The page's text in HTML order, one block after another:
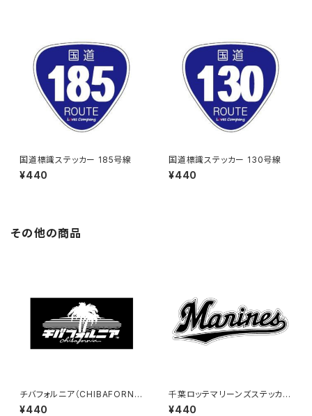
国道標識ステッカー 185号線
¥440
国道標識ステッカー 130号線
¥440
その他の商品
チバフォルニア（CHIBAFORNI
A）ステッカーB（Black）
¥440
千葉ロッテマリーンズステッカー
16
¥440